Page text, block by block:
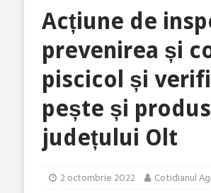
[ 6 august 2026 ]
Acțiune de
prevenirea și
piscicol și
pește și
județului Olt
2 octombrie 2022 Cotidianul